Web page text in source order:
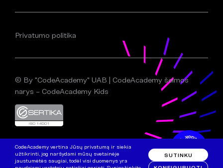
Privatumo politika
© By "CodeAcademy" UAB | CodeAcademy šeimos
narys – CodeAcademy Kids
CodeAcademy vertina Jūsų privatumą ir siekia
užtikrinti, jog naršydami mūsų svetainėje
jaustumėtės saugiai, todėl visi duomenys yra
SUTINKU